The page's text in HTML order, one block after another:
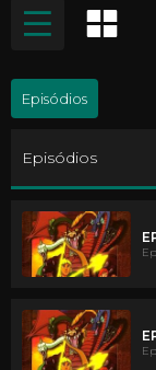
Episódios
Episódios